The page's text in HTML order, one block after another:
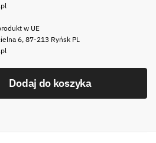
w UE
6, 87-213 Ryńsk PL
Dodaj do koszyka